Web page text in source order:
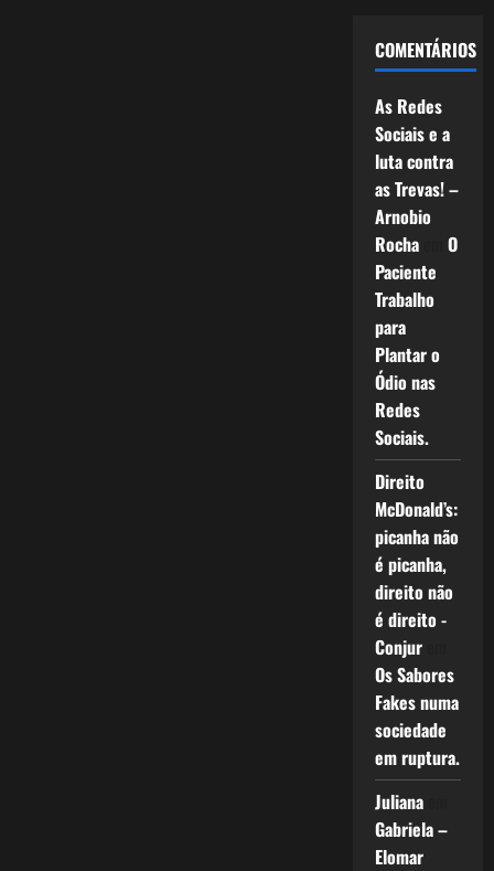
COMENTÁRIOS
As Redes
Sociais e a
luta contra
as Trevas! –
Arnobio
Rochaem O
Paciente
Trabalho
para
Plantar o
Ódio nas
Redes
Sociais.
Direito
McDonald’s:
picanha não
é picanha,
direito não
é direito -
Conjurem
Os Sabores
Fakes numa
sociedade
em ruptura.
Julianaem
Gabriela –
Elomar